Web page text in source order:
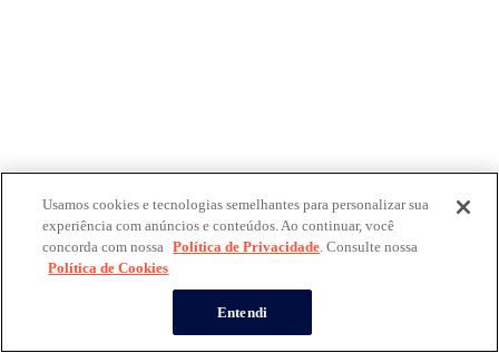
Usamos cookies e tecnologias semelhantes para personalizar sua
experiência com anúncios e conteúdos. Ao continuar, você
concorda com nossa Política de Privacidade. Consulte nossa
Política de Cookies
Entendi